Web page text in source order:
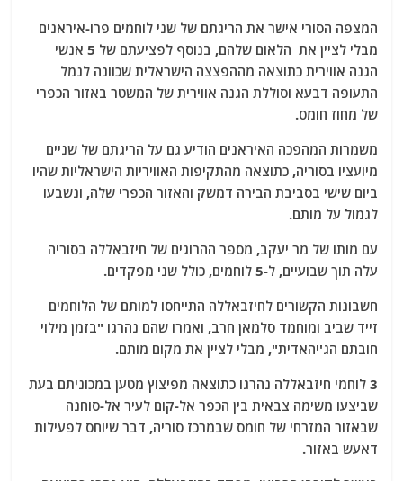
המצפה הסורי אישר את הריגתם של שני לוחמים פרו-איראנים
מבלי לציין את הלאום שלהם, בנוסף לפציעתם של 5 אנשי
הגנה אווירית כתוצאה מההפצצה הישראלית שכוונה לנמל
התעופה דבעא וסוללת הגנה אווירית של המשטר באזור הכפרי
של מחוז חומס.
משמרות המהפכה האיראנים הודיע ​​גם על הריגתם של שניים
מיועציו בסוריה, כתוצאה מהתקיפות האוויריות הישראליות שהיו
ביום שישי בסביבת הבירה דמשק והאזור הכפרי שלה, ונשבעו
לגמול על מותם.
עם מותו של מר יעקב, מספר ההרוגים של חיזבאללה בסוריה
עלה תוך שבועיים, ל-5 לוחמים, כולל שני מפקדים.
חשבונות הקשורים לחיזבאללה התייחסו למותם של הלוחמים
זייד שביב ומוחמד סלמאן חרב, ואמרו שהם נהרגו "בזמן מילוי
חובתם הג'יהאדית", מבלי לציין את מקום מותם.
3 לוחמי חיזבאללה נהרגו כתוצאה מפיצוץ מטען במכוניתם בעת
שביצעו משימה צבאית בין הכפר אל-קום לעיר אל-סוחנה
שבאזור המזרחי של חומס שבמרכז סוריה, דבר שיוחס לפעילות
דאעש באזור.